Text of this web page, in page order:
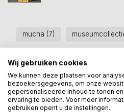
mucha (7)
Heeft u een
kunstcadeau?
Wij assisteren u
Wij gebruiken cookies
We kunnen deze plaatsen voor
bezoekersgegevens, om onze
gepersonaliseerde inhoud te tonen
ervaring te bieden. Voor meer
gebruiken opent u de instellingen.